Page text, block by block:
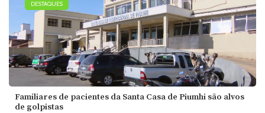
DESTAQUES
Familiares de pacientes da Santa Casa de Piumhi são alvos
de golpistas